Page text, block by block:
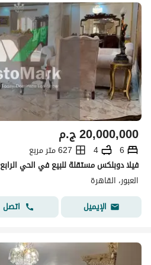
ج.م20,000,000
6
4
627 متر مربع
العبور، القاهرة
الإيميل
اتصل